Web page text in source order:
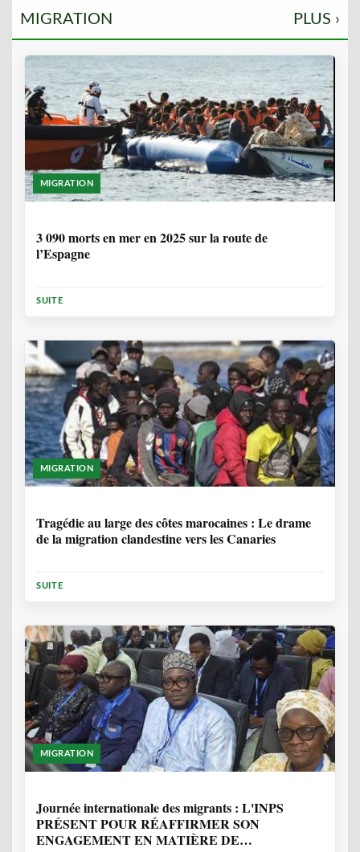
MIGRATION PLUS ›
MIGRATION
3 090 morts en mer en 2025 sur la route de
l’Espagne
SUITE
MIGRATION
Tragédie au large des côtes marocaines : Le drame
de la migration clandestine vers les Canaries
SUITE
MIGRATION
Journée internationale des migrants : L'INPS
PRÉSENT POUR RÉAFFIRMER SON
ENGAGEMENT EN MATIÈRE DE